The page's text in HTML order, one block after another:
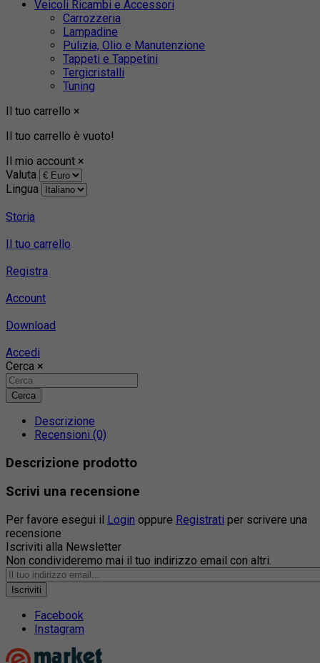
Veicoli Ricambi e Accessori
Carrozzeria
Lampadine
Pulizia, Olio e Manutenzione
Tappeti e Tappetini
Tergicristalli
Tuning
Il tuo carrello ×
Il tuo carrello è vuoto!
Il mio account ×
Valuta
Lingua
Storia
Il tuo carrello
Registra
Account
Download
Accedi
Cerca ×
Cerca
Descrizione
Recensioni (0)
Descrizione prodotto
Scrivi una recensione
Per favore esegui il Login oppure Registrati per scrivere una
recensione
Iscriviti alla Newsletter
Non condivideremo mai il tuo indirizzo email con altri.
Iscriviti
Facebook
Instagram